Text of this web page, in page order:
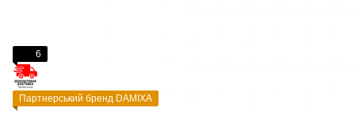
6
Партнерський бренд DAMIXA